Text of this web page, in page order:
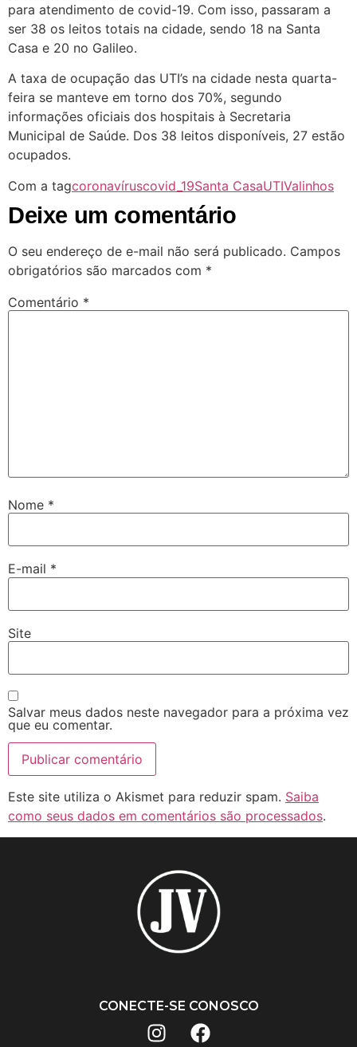
para atendimento de covid-19. Com isso, passaram a
ser 38 os leitos totais na cidade, sendo 18 na Santa
Casa e 20 no Galileo.
A taxa de ocupação das UTI’s na cidade nesta quarta-
feira se manteve em torno dos 70%, segundo
informações oficiais dos hospitais à Secretaria
Municipal de Saúde. Dos 38 leitos disponíveis, 27 estão
ocupados.
Com a tagcoronavíruscovid_19Santa CasaUTIValinhos
Deixe um comentário
O seu endereço de e-mail não será publicado. Campos
obrigatórios são marcados com *
Comentário *
Nome *
E-mail *
Site
Salvar meus dados neste navegador para a próxima vez
que eu comentar.
Este site utiliza o Akismet para reduzir spam. Saiba
como seus dados em comentários são processados.
CONECTE-SE CONOSCO